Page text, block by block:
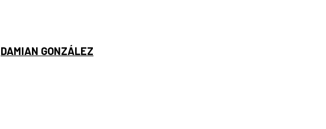
DAMIAN GONZÁLEZ